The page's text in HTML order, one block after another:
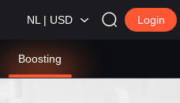
NL | USD Login
Boosting